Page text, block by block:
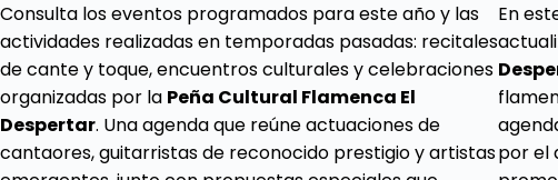
Consulta los eventos programados para este año y las
actividades realizadas en temporadas pasadas: recitales
de cante y toque, encuentros culturales y celebraciones
organizadas por la Peña Cultural Flamenca El
Despertar. Una agenda que reúne actuaciones de
cantaores, guitarristas de reconocido prestigio y artistas
En
por el